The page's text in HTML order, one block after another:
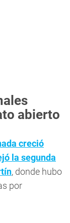
abierto
creció
la segunda
, donde hubo
por